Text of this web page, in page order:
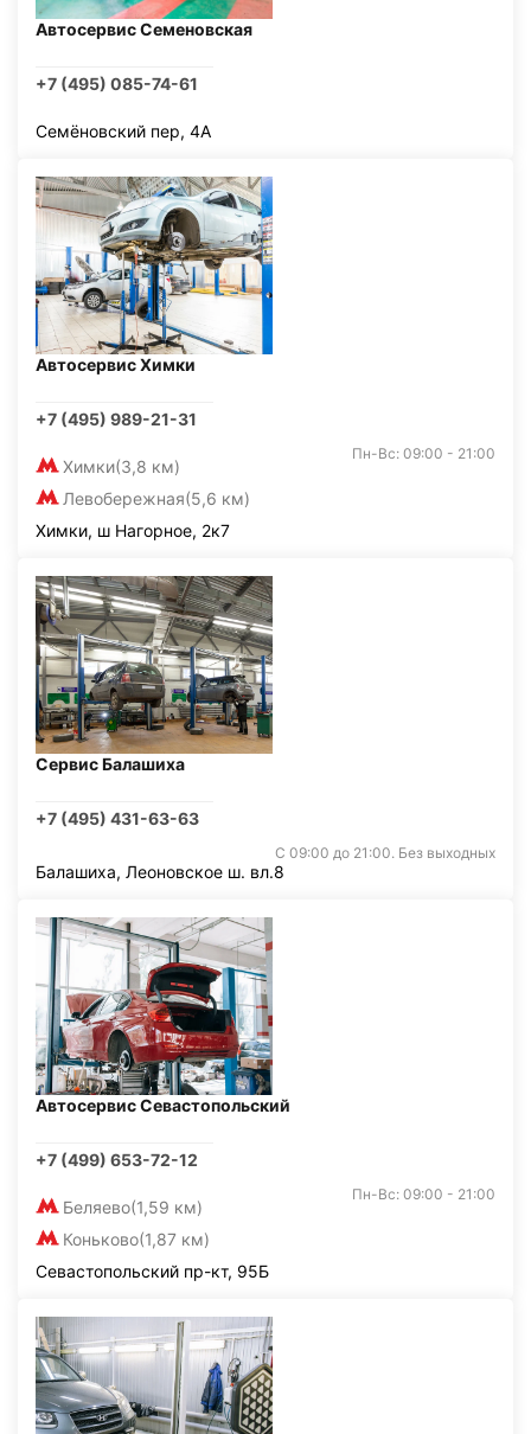
Автосервис Семеновская
+7 (495) 085-74-61
Семёновский пер, 4А
Автосервис Химки
+7 (495) 989-21-31
Химки(3,8 км)
Левобережная(5,6 км)
Пн-Вс: 09:00 - 21:00
Химки, ш Нагорное, 2к7
Сервис Балашиха
+7 (495) 431-63-63
С 09:00 до 21:00. Без выходных
Балашиха, Леоновское ш. вл.8
Автосервис Севастопольский
+7 (499) 653-72-12
Беляево(1,59 км)
Коньково(1,87 км)
Пн-Вс: 09:00 - 21:00
Севастопольский пр-кт, 95Б